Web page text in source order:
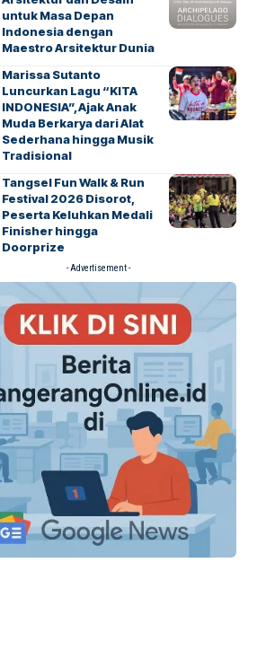
untuk Masa Depan
Indonesia dengan
Maestro Arsitektur Dunia
Marissa Sutanto
Luncurkan Lagu “KITA
INDONESIA”, Ajak Anak
Muda Berkarya dari Alat
Sederhana hingga Musik
Tradisional
Tangsel Fun Walk & Run
Festival 2026 Disorot,
Peserta Keluhkan Medali
Finisher hingga
Doorprize
- Advertisement -